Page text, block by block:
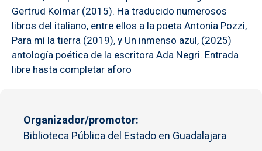
Gertrud Kolmar (2015). Ha traducido numerosos
libros del italiano, entre ellos a la poeta Antonia Pozzi,
Para mí la tierra (2019), y Un inmenso azul, (2025)
antología poética de la escritora Ada Negri. Entrada
libre hasta completar aforo
Organizador/promotor
Biblioteca Pública del Estado en Guadalajara